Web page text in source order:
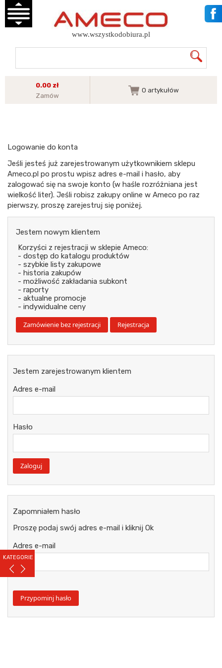
KATEGORIE
www.wszystkodobiura.pl
0.00 zł
Zamów
0 artykułów
Logowanie do konta
Jeśli jesteś już zarejestrowanym użytkownikiem sklepu
Ameco.pl po prostu wpisz adres e-mail i hasło, aby
zalogować się na swoje konto (w haśle rozróżniana jest
wielkość liter). Jeśli robisz zakupy online w Ameco po raz
pierwszy, proszę zarejestruj się poniżej.
Jestem nowym klientem
Korzyści z rejestracji w sklepie Ameco:
- dostęp do katalogu produktów
- szybkie listy zakupowe
- historia zakupów
- możliwość zakładania subkont
- raporty
- aktualne promocje
- indywidualne ceny
Jestem zarejestrowanym klientem
Adres e-mail
Hasło
Zapomniałem hasło
Proszę podaj swój adres e-mail i kliknij Ok
Adres e-mail